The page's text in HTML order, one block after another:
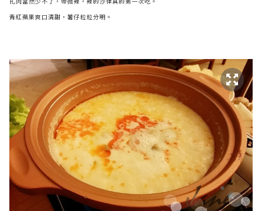
青紅蘋果爽口清甜，薯仔粒粒分明。